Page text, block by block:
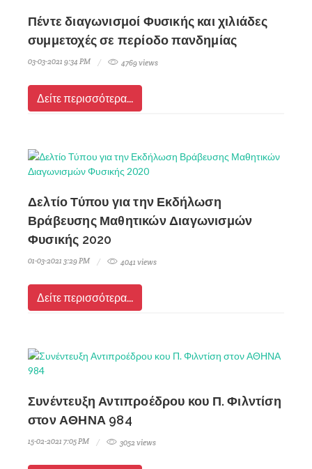
Πέντε διαγωνισμοί Φυσικής και χιλιάδες
συμμετοχές σε περίοδο πανδημίας
03-03-2021 9:34 PM 4769 views
Δείτε περισσότερα...
Δελτίο Τύπου για την Εκδήλωση
Βράβευσης Μαθητικών Διαγωνισμών
Φυσικής 2020
01-03-2021 3:29 PM 4041 views
Δείτε περισσότερα...
Συνέντευξη Αντιπροέδρου κου Π. Φιλντίση
στον ΑΘΗΝΑ 984
15-02-2021 7:05 PM 3052 views